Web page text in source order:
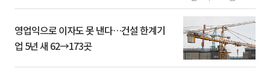
영업익으로 이자도 못 낸다…건설 한계기
업 5년 새 62→173곳